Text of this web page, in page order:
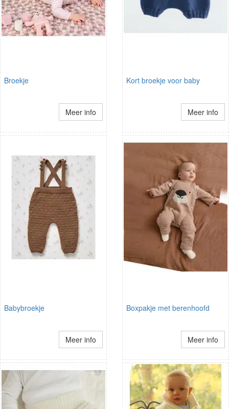
Broekje
Meer info
Kort broekje voor baby
Meer info
Babybroekje
Meer info
Boxpakje met berenhoofd
Meer info